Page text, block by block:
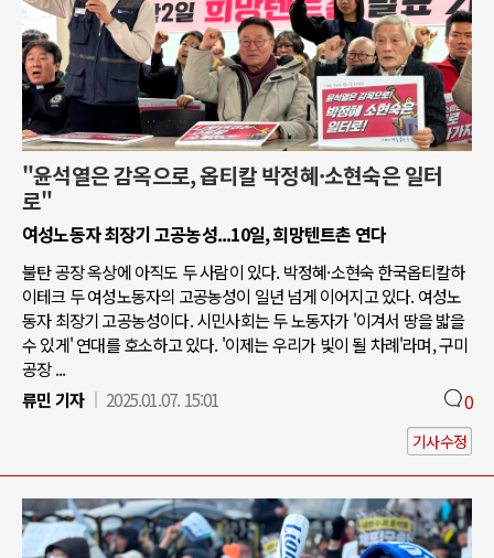
"윤석열은 감옥으로, 옵티칼 박정혜·소현숙은 일터
로"
여성노동자 최장기 고공농성...10일, 희망텐트촌 연다
불탄 공장 옥상에 아직도 두 사람이 있다. 박정혜·소현숙 한국옵티칼하
이테크 두 여성노동자의 고공농성이 일년 넘게 이어지고 있다. 여성노
동자 최장기 고공농성이다. 시민사회는 두 노동자가 '이겨서 땅을 밟을
수 있게' 연대를 호소하고 있다. '이제는 우리가 빛이 될 차례'라며, 구미
공장 ...
류민 기자
2025.01.07. 15:01 0
기사수정